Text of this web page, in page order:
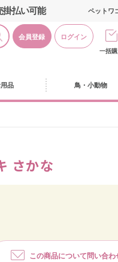
掛払い可能
会員登録 ログイン
ペットワ
一括購
品 鳥・小動物
さかな
この商品について問い合わ